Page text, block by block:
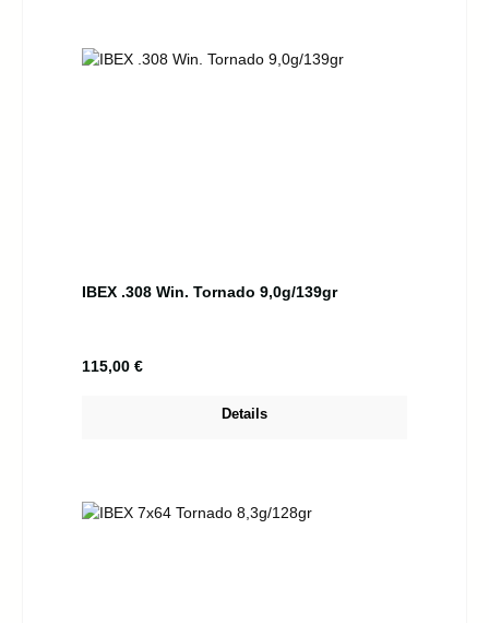
IBEX .308 Win. Tornado 9,0g/139gr
Regulärer Preis:
115,00 €
Details